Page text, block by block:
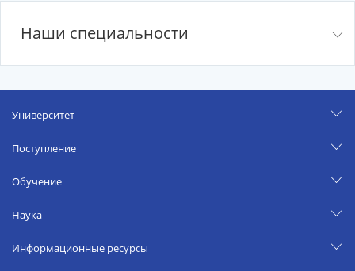
Наши специальности
Университет
Поступление
Обучение
Наука
Информационные ресурсы